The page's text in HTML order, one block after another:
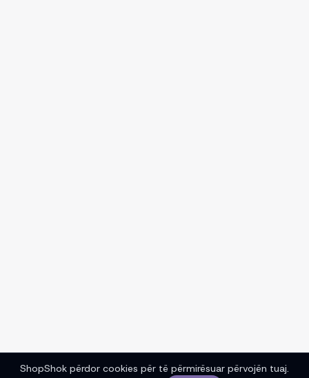
ShopShok përdor cookies për të përmirësuar përvojën tuaj.